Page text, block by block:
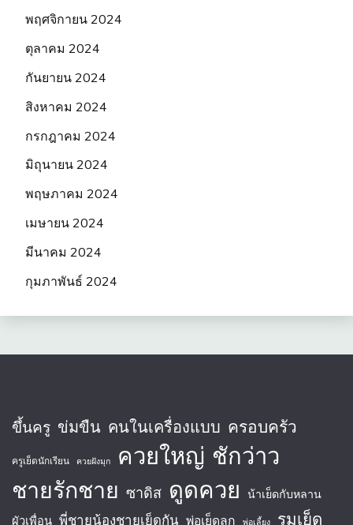
พฤศจิกายน 2024
ตุลาคม 2024
กันยายน 2024
สิงหาคม 2024
กรกฎาคม 2024
มิถุนายน 2024
พฤษภาคม 2024
เมษายน 2024
มีนาคม 2024
กุมภาพันธ์ 2024
ขึ้นครู ข่มขืน คนในเครื่องแบบ ครอบครัว
ครูเย็ดนักเรียน ควยฝังมุก ควยใหญ่ ชักว่าว
ชายรักชาย ซาดิส ดูดควย น้าเย็ดกับหลาน
ผัวเพื่อน พี่ชายน้องชายเย็ดกัน พ่อเย็ดลูก พ่อเลี้ยง รุมเย็ด